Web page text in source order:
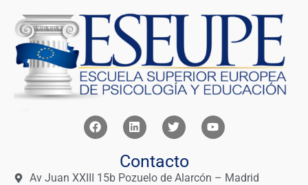
Contacto
Av Juan XXIII 15b Pozuelo de Alarcón – Madrid